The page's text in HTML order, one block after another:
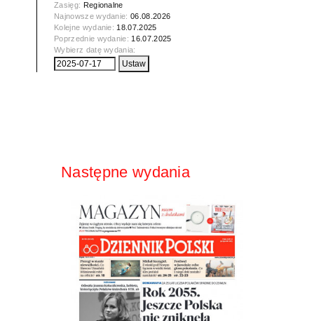
Zasięg: Regionalne
Najnowsze wydanie:06.08.2026
Kolejne wydanie: 18.07.2025
Poprzednie wydanie: 16.07.2025
Wybierz datę wydania:
Następne wydania